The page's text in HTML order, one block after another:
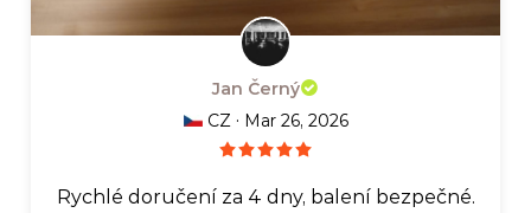
Jan Černý
CZ · Mar 26, 2026
Rychlé doručení za 4 dny, balení bezpečné.